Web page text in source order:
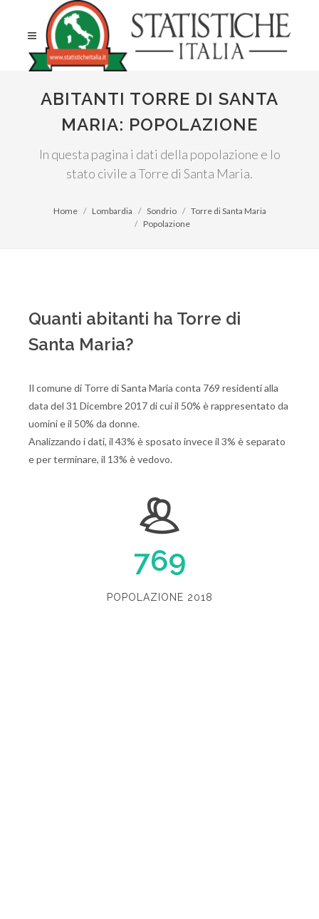
ABITANTI TORRE DI SANTA
MARIA: POPOLAZIONE
In questa pagina i dati della popolazione e lo
stato civile a Torre di Santa Maria.
Home Lombardia Sondrio
Torre di Santa Maria
Popolazione
Quanti abitanti ha Torre di
Santa Maria?
Il comune di Torre di Santa Maria conta 769 residenti alla
data del 31 Dicembre 2017 di cui il 50% è rappresentato da
uomini e il 50% da donne.
Analizzando i dati, il 43% è sposato invece il 3% è separato
e per terminare, il 13% è vedovo.
769
POPOLAZIONE 2018